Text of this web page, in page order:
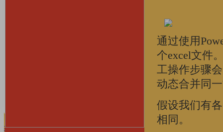
考研·升学
通过使用
个excel文件
工操作步骤
动态合并同
假设我们有
相同。